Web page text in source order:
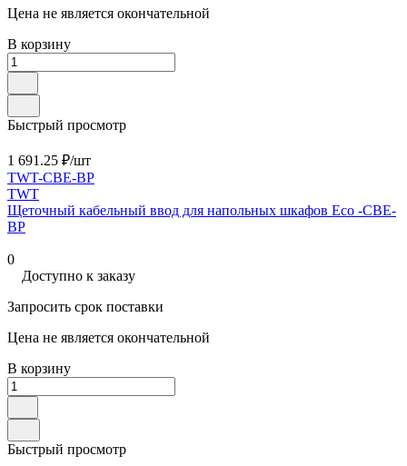
Цена не является окончательной
В корзину
Быстрый просмотр
1 691.25 ₽/шт
TWT-CBE-BP
TWT
Щеточный кабельный ввод для напольных шкафов Eco -CBE-
BP
0
Доступно к заказу
Запросить срок поставки
Цена не является окончательной
В корзину
Быстрый просмотр